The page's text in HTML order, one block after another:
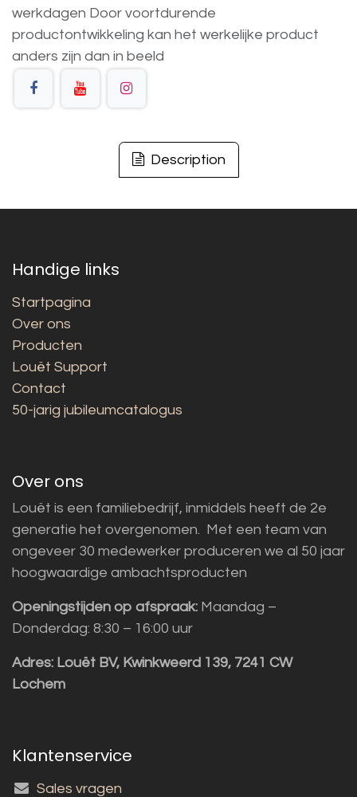
werkdagen Door voortdurende
productontwikkeling kan het werkelijke product
anders zijn dan in beeld
Description
Handige links
Startpagina
Over ons
Producten
Louët Support
Contact
50-jarig jubileumcatalogus
Over ons
Louët is een familiebedrijf, inmiddels heeft de 2e
generatie het overgenomen. Met een team van
ongeveer 30 medewerker produceren we al 50 jaar
hoogwaardige ambachtsproducten
Openingstijden op afspraak: Maandag –
Donderdag: 8:30 – 16:00 uur
Adres: Louët BV, Kwinkweerd 139, 7241 CW
Lochem
Klantenservice
Sales vragen